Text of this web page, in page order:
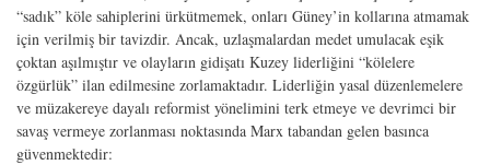
“sadık” köle sahiplerini ürkütmemek, onları Güney’in kollarına atmamak
için verilmiş bir tavizdir. Ancak, uzlaşmalardan medet umulacak eşik
çoktan aşılmıştır ve olayların gidişatı Kuzey liderliğini “kölelere
özgürlük” ilan edilmesine zorlamaktadır. Liderliğin yasal düzenlemelere
ve müzakereye dayalı reformist yönelimini terk etmeye ve devrimci bir
savaş vermeye zorlanması noktasında Marx tabandan gelen basınca
güvenmektedir: